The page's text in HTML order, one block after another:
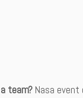
team? Nasa event